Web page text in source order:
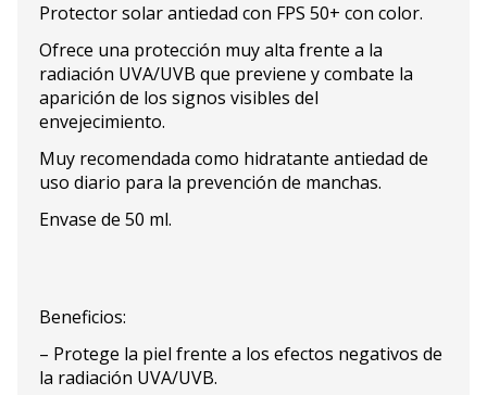
Protector solar antiedad con FPS 50+ con color.
Ofrece una protección muy alta frente a la
radiación UVA/UVB que previene y combate la
aparición de los signos visibles del
envejecimiento.
Muy recomendada como hidratante antiedad de
uso diario para la prevención de manchas.
Envase de 50 ml.
Beneficios:
– Protege la piel frente a los efectos negativos de
la radiación UVA/UVB.